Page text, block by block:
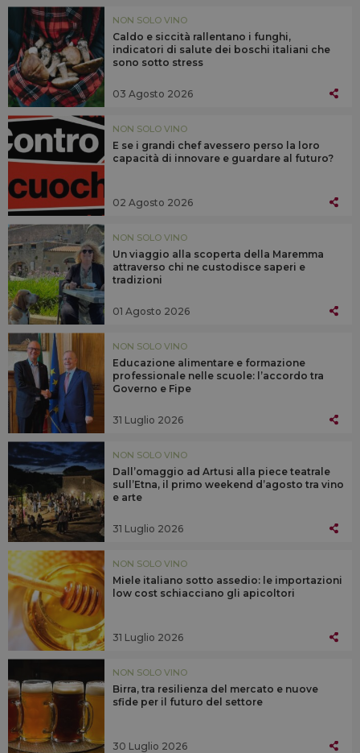
NON SOLO VINO
Caldo e siccità rallentano i funghi,
indicatori di salute dei boschi italiani che
sono sotto stress
03 Agosto 2026
NON SOLO VINO
E se i grandi chef avessero perso la loro
capacità di innovare e guardare al futuro?
02 Agosto 2026
NON SOLO VINO
Un viaggio alla scoperta della Maremma
attraverso chi ne custodisce saperi e
tradizioni
01 Agosto 2026
NON SOLO VINO
Educazione alimentare e formazione
professionale nelle scuole: l’accordo tra
Governo e Fipe
31 Luglio 2026
NON SOLO VINO
Dall’omaggio ad Artusi alla piece teatrale
sull’Etna, il primo weekend d’agosto tra vino
e arte
31 Luglio 2026
NON SOLO VINO
Miele italiano sotto assedio: le importazioni
low cost schiacciano gli apicoltori
31 Luglio 2026
NON SOLO VINO
Birra, tra resilienza del mercato e nuove
sfide per il futuro del settore
30 Luglio 2026